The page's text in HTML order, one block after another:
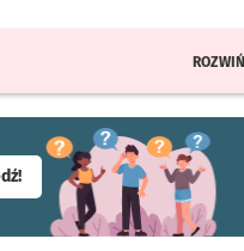
ROZWIŃ
- otworzy się w nowej karcie